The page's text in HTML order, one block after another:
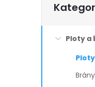
kategorie
Ploty a
Ploty
Brány